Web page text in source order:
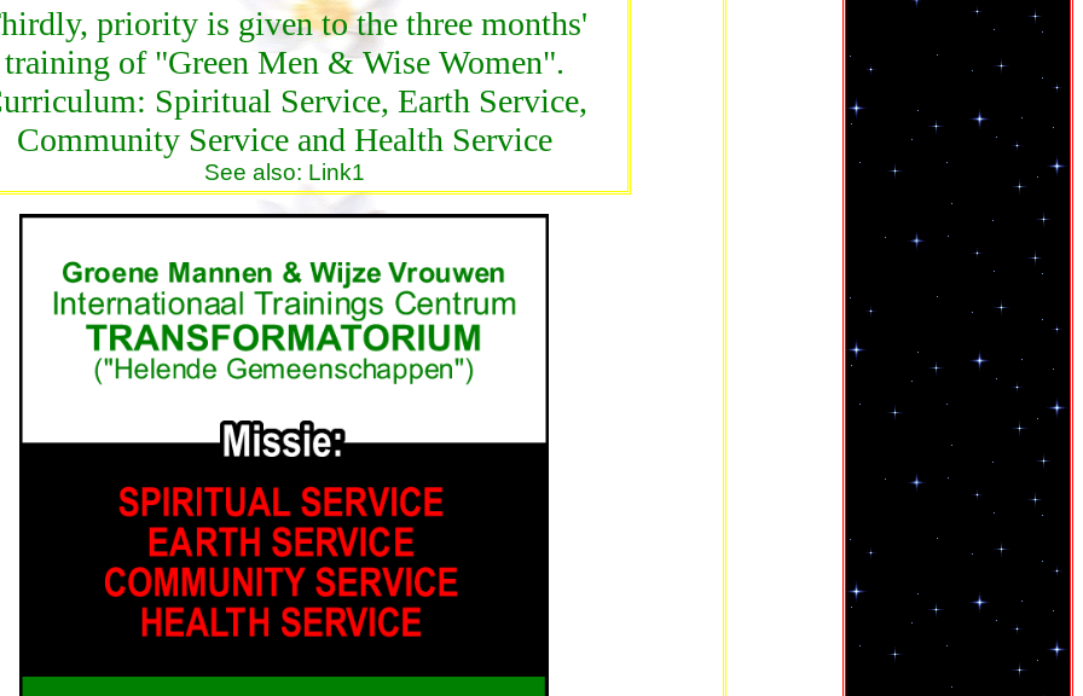
priority is given to the three months'
training of "Green Men & Wise Women".
Spiritual Service, Earth Service,
Community Service and Health Service
See also: Link1